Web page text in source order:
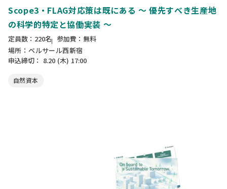
Scope3・FLAG対応策は既にある ～ 優先すべき生産地
の科学的特定と協働実装 ～
定員数：220名 参加費：無料
場所：ベルサール西新宿
申込締切： 8.20 (木) 17:00
自然資本